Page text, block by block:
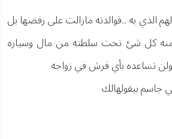
الذي به ..فوالدته مازالت على رفضها بل
كل شئ تحت سلطته من مال وسياره
ولن تساعده بأي قرش في زواجه
جاسم بيقولهالك